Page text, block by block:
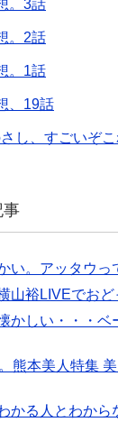
。3話
。2話
。1話
、19話
し、すごいぞこ
事
い。アッタウっ
山裕LIVEでお
かしい・・・ベ
熊本美人特集
かる人とわから